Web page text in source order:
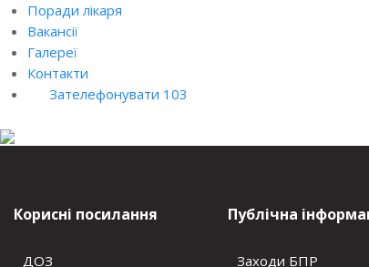
Поради лікаря
Вакансії
Галереї
Контакти
Зателефонувати 103
Корисні посилання
ДОЗ
Публічна
Заходи БПР